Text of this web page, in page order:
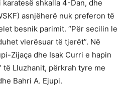
shkalla 4-Dan, dhe
asnjëherë nuk preferon të
besnik parimit. “Për secilin le
vlerësuar të tjerët”. Në
Zijaça dhe Isak Curri e hapin
të Lluzhanit, përkrah tyre me
Bahri A. Ejupi.